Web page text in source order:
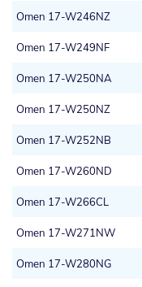
Omen 17-W246NZ
Omen 17-W249NF
Omen 17-W250NA
Omen 17-W250NZ
Omen 17-W252NB
Omen 17-W260ND
Omen 17-W266CL
Omen 17-W271NW
Omen 17-W280NG